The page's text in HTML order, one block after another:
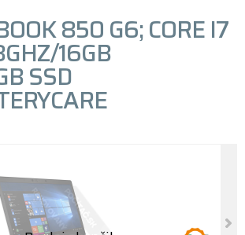
850 G6; CORE I7
16GB
SSD